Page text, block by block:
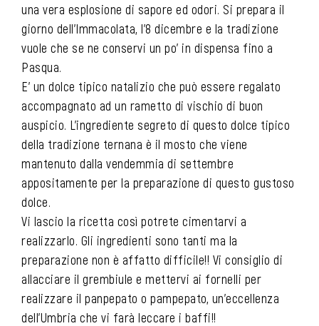
una vera esplosione di sapore ed odori. Si prepara il
giorno dell’Immacolata, l’8 dicembre e la tradizione
vuole che se ne conservi un po’ in dispensa fino a
Pasqua.
E’ un dolce tipico natalizio che può essere regalato
accompagnato ad un rametto di vischio di buon
auspicio. L’ingrediente segreto di questo dolce tipico
della tradizione ternana è il mosto che viene
mantenuto dalla vendemmia di settembre
appositamente per la preparazione di questo gustoso
dolce.
Vi lascio la ricetta così potrete cimentarvi a
realizzarlo. Gli ingredienti sono tanti ma la
preparazione non è affatto difficile!! Vi consiglio di
allacciare il grembiule e mettervi ai fornelli per
realizzare il panpepato o pampepato, un’eccellenza
dell’Umbria che vi farà leccare i baffi!!